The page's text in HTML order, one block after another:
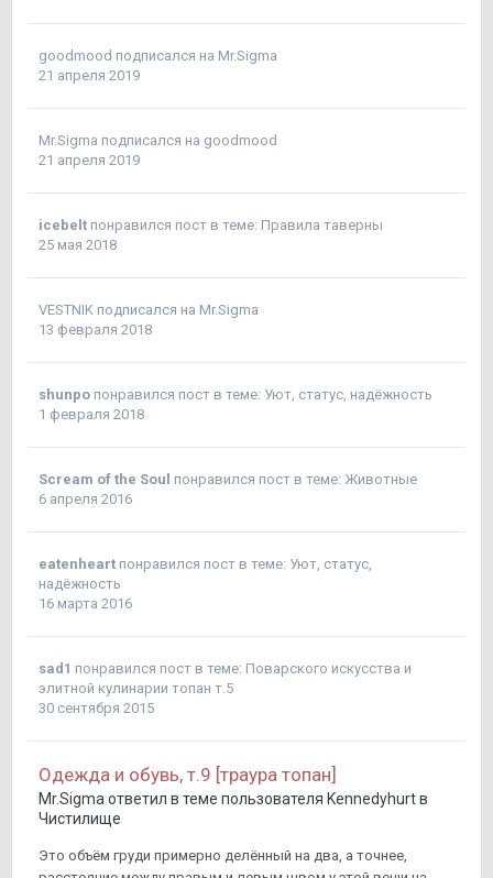
goodmood подписался на Mr.Sigma
21 апреля 2019
Mr.Sigma подписался на goodmood
21 апреля 2019
icebelt понравился пост в теме: Правила таверны
25 мая 2018
VESTNIK подписался на Mr.Sigma
13 февраля 2018
shunpo понравился пост в теме: Уют, статус, надёжность
1 февраля 2018
Scream of the Soul понравился пост в теме: Животные
6 апреля 2016
eatenheart понравился пост в теме: Уют, статус,
надёжность
16 марта 2016
sad1 понравился пост в теме: Поварского искусства и
элитной кулинарии топан т.5
30 сентября 2015
Одежда и обувь, т.9 [траура топан]
Mr.Sigma ответил в теме пользователя Kennedyhurtв
Чистилище
Это объём груди примерно делённый на два, а точнее,